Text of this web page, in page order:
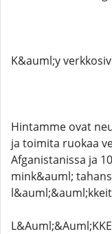
K&auml;y
Hintamme ovat
ja toimita ruokaa
Afganistanissa ja
mink&auml;